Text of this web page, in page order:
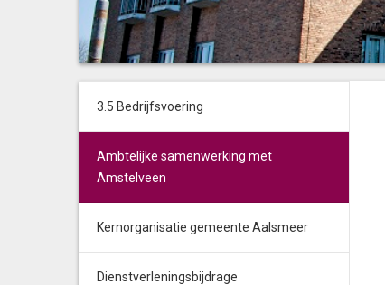
3.5 Bedrijfsvoering
Ambtelijke samenwerking met
Amstelveen
Kernorganisatie gemeente Aalsmeer
Dienstverleningsbijdrage